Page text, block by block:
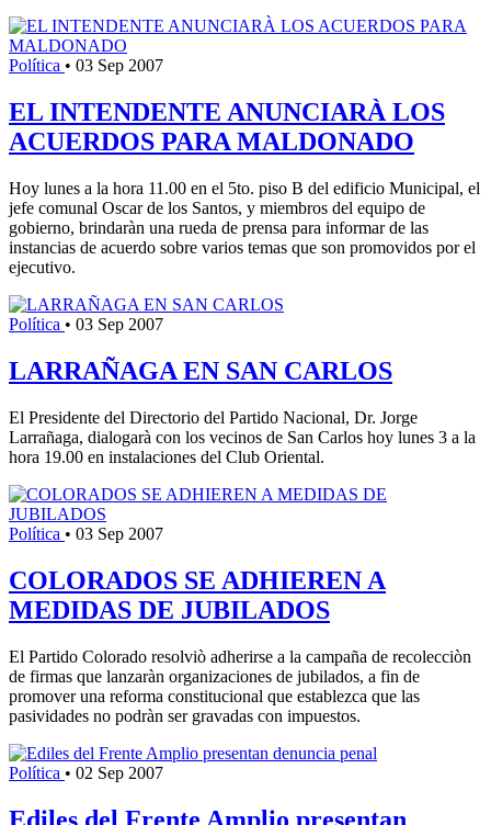
Política • 03 Sep 2007
EL INTENDENTE ANUNCIARÀ LOS
ACUERDOS PARA MALDONADO
Hoy lunes a la hora 11.00 en el 5to. piso B del edificio Municipal, el
jefe comunal Oscar de los Santos, y miembros del equipo de
gobierno, brindaràn una rueda de prensa para informar de las
instancias de acuerdo sobre varios temas que son promovidos por el
ejecutivo.
Política • 03 Sep 2007
LARRAÑAGA EN SAN CARLOS
El Presidente del Directorio del Partido Nacional, Dr. Jorge
Larrañaga, dialogarà con los vecinos de San Carlos hoy lunes 3 a la
hora 19.00 en instalaciones del Club Oriental.
Política • 03 Sep 2007
COLORADOS SE ADHIEREN A
MEDIDAS DE JUBILADOS
El Partido Colorado resolviò adherirse a la campaña de recolecciòn
de firmas que lanzaràn organizaciones de jubilados, a fin de
promover una reforma constitucional que establezca que las
pasividades no podràn ser gravadas con impuestos.
Política • 02 Sep 2007
Ediles del Frente Amplio presentan